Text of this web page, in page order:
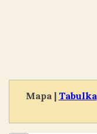
Mapa | Tabulka